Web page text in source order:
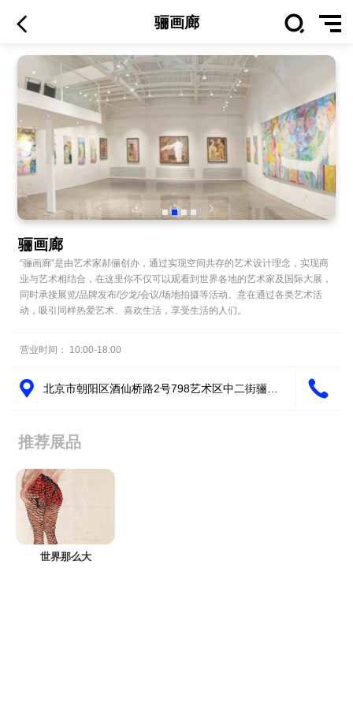
骊画廊
骊画廊
“骊画廊”是由艺术家郝俪创办，通过实现空间共存的艺术设计理念，实现商
业与艺术相结合，在这里你不仅可以观看到世界各地的艺术家及国际大展，
同时承接展览/品牌发布/沙龙/会议/场地拍摄等活动。意在通过各类艺术活
动，吸引同样热爱艺术、喜欢生活，享受生活的人们。
营业时间： 10:00-18:00
北京市朝阳区酒仙桥路2号798艺术区中二街骊画
推荐展品
世界那么大